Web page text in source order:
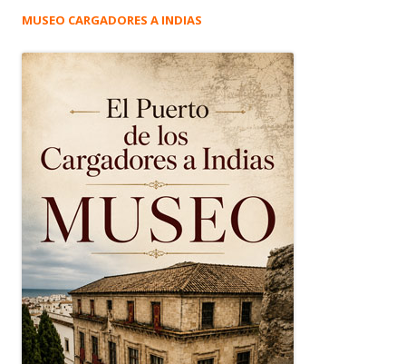
MUSEO CARGADORES A INDIAS